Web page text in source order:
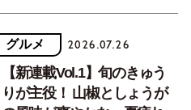
グルメ 2026.07.26
【新連載Vol.1】旬のきゅう
りが主役！ 山椒としょうが